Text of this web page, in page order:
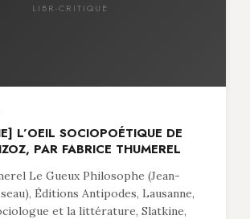
LIBR-CRITIQUE
L’OEIL SOCIOPOÉTIQUE DE
PAR FABRICE THUMEREL
Le Gueux Philosophe (Jean-
Éditions Antipodes, Lausanne,
et la littérature, Slatkine,